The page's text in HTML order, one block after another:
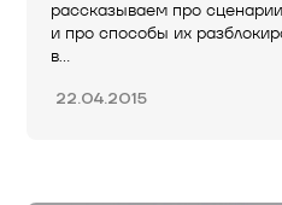
рассказываем про
и про способы их
в…
22.04.2015